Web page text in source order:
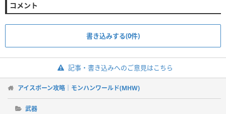
コメント
書き込みする(0件)
記事・書き込みへのご意見はこちら
アイスボーン攻略｜モンハンワールド(MHW)
武器